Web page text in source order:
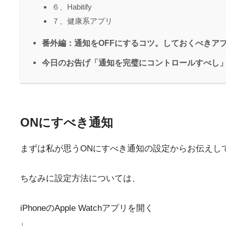
６、Habitify
７、健康系アプリ
番外編：通知をOFFにするコツ。しておくべきア
今日のお告げ「通知を完璧にコントロールすべし」
ONにすべき通知
まずは私が思うONにすべき通知の設定からお伝えし
ちなみに設定方法については、
iPhoneのApple Watchアプリを開く